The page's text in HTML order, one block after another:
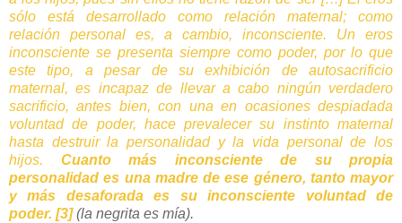
sólo está desarrollado como relación maternal; como
relación personal es, a cambio, inconsciente. Un eros
inconsciente se presenta siempre como poder, por lo que
este tipo, a pesar de su exhibición de autosacrificio
maternal, es incapaz de llevar a cabo ningún verdadero
sacrificio, antes bien, con una en ocasiones despiadada
voluntad de poder, hace prevalecer su instinto maternal
hasta destruir la personalidad y la vida personal de los
hijos. Cuanto más inconsciente de su propia
personalidad es una madre de ese género, tanto mayor
y más desaforada es su inconsciente voluntad de
poder. [3](la negrita es mía).